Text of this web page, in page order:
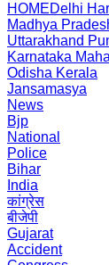
HOMEDelhi
Madhya
Uttarakhand
Karnataka
Odisha Kerala
Jansamasya
News
Bjp
National
Police
Bihar
India
कांग्रेस
बीजेपी
Gujarat
Accident